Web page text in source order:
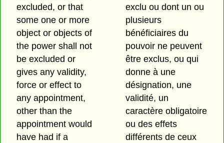
excluded, or that
some one or more
object or objects of
the power shall not
be excluded or
gives any validity,
force or effect to
any appointment,
other than the
appointment would
have had if a
exclu ou dont un ou
plusieurs
bénéficiaires du
pouvoir ne peuvent
être exclus, ou qui
donne à une
désignation, une
validité, un
caractère obligatoire
ou des effets
différents de ceux